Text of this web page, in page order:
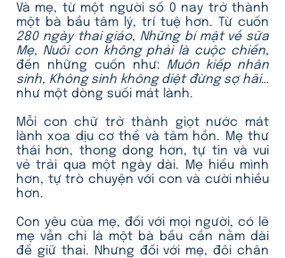
Và mẹ, từ một người số 0 nay trở thành
280 ngày thai giáo, Những bí mật về sữa
Mẹ, Nuôi con không phải là cuộc chiến,
đến những cuốn như: Muôn kiếp nhân
sinh, Không sinh không diệt đừng sợ hãi…
như một dòng suối mát lành.
Mỗi con chữ trở thành giọt nước mát
lành xoa dịu cơ thể và tâm hồn. Mẹ thư
thái hơn, thong dong hơn, tự tin và vui
vẻ trải qua một ngày dài. Mẹ hiểu mình
hơn, tự trò chuyện với con và cười nhiều
hơn.
Con yêu của mẹ, đối với mọi người, có lẽ
mẹ vẫn chỉ là một bà bầu cần nằm dài
để giữ thai. Nhưng đối với mẹ, đôi chân